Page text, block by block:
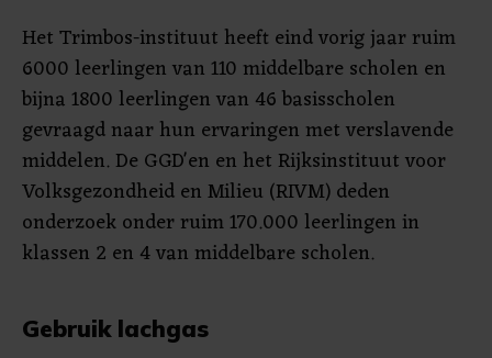
Het Trimbos-instituut heeft eind vorig jaar ruim
6000 leerlingen van 110 middelbare scholen en
bijna 1800 leerlingen van 46 basisscholen
gevraagd naar hun ervaringen met verslavende
middelen. De GGD'en en het Rijksinstituut voor
Volksgezondheid en Milieu (RIVM) deden
onderzoek onder ruim 170.000 leerlingen in
klassen 2 en 4 van middelbare scholen.
Gebruik lachgas